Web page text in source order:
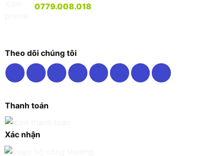
0779.008.018
Theo dõi chúng tôi
Thanh toán
Xác nhận